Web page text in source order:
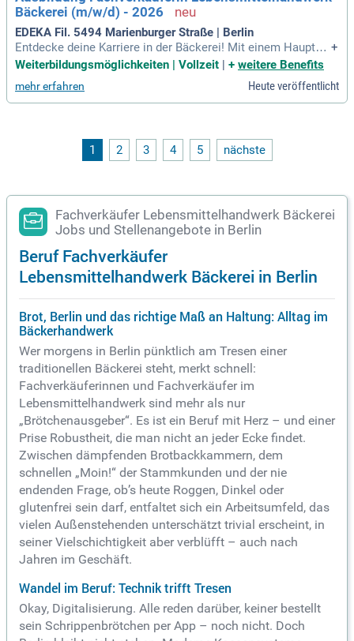
ientierung.
Bäckerei (m/w/d) - 2026
EDEKA Fil. 5494 Marienburger Straße | Berlin
Entdecke deine Karriere in der Bäckerei! Mit einem Hauptsc
hulabschluss bist du bestens geeignet, um die vielfältigen R
und Qualität sind dir wichtig, und du bringst eine sorgfältige
Arbeitsweise mit. Unser Team schätzt deine Fähigkeit, freun
r Nähe und profitiere von EDEKA Ausbildungsseminaren, die
deine Kompetenzen erweitern. Sei kreativ, teamfähig und bri
+
Weiterbildungsmöglichkeiten | Vollzeit
+ weitere Benefits
mehr erfahren Heute veröffentlicht
1 2 3 4 5 nächste
Fachverkäufer Lebensmittelhandwerk Bäckerei
Jobs und Stellenangebote in Berlin
Beruf Fachverkäufer
Lebensmittelhandwerk Bäckerei in Berlin
Brot, Berlin und das richtige Maß an Haltung: Alltag im
Bäckerhandwerk
Wer morgens in Berlin pünktlich am Tresen einer
traditionellen Bäckerei steht, merkt schnell:
Fachverkäuferinnen und Fachverkäufer im
Lebensmittelhandwerk sind mehr als nur
„Brötchenausgeber“. Es ist ein Beruf mit Herz – und einer
Prise Robustheit, die man nicht an jeder Ecke findet.
Zwischen dämpfenden Brotbackkammern, dem
schnellen „Moin!“ der Stammkunden und der nie
endenden Frage, ob’s heute Roggen, Dinkel oder
glutenfrei sein darf, entfaltet sich ein Arbeitsumfeld, das
vielen Außenstehenden unterschätzt trivial erscheint, in
seiner Vielschichtigkeit aber verblüfft – auch nach
Jahren im Geschäft.
Wandel im Beruf: Technik trifft Tresen
Okay, Digitalisierung. Alle reden darüber, keiner bestellt
sein Schrippenbrötchen per App – noch nicht. Doch